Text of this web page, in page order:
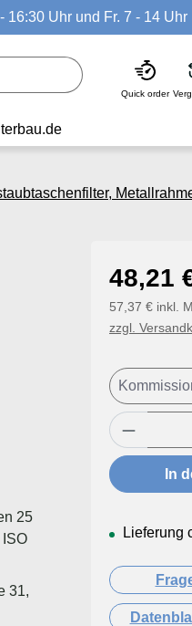
16:30 Uhr und Fr. 7 - 14 Uhr
Quick order
25
ISO
31,
Regulärer
48,21
57,37 € inkl.
zzgl.
Produkt
In
Lieferung